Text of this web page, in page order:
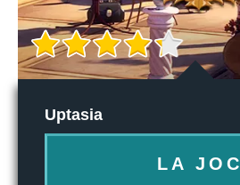
Uptasia
LA JOC